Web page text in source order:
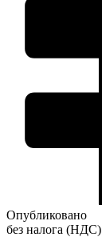
Опубликовано
без налога (НДС)